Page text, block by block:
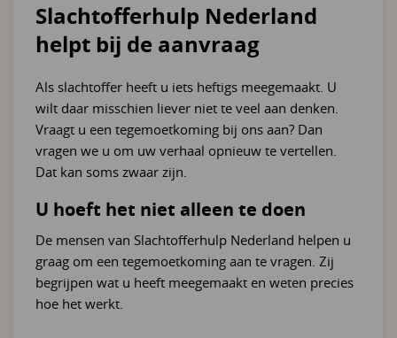
Slachtofferhulp Nederland
helpt bij de aanvraag
Als slachtoffer heeft u iets heftigs meegemaakt. U
wilt daar misschien liever niet te veel aan denken.
Vraagt u een tegemoetkoming bij ons aan? Dan
vragen we u om uw verhaal opnieuw te vertellen.
Dat kan soms zwaar zijn.
U hoeft het niet alleen te doen
De mensen van Slachtofferhulp Nederland helpen u
graag om een tegemoetkoming aan te vragen. Zij
begrijpen wat u heeft meegemaakt en weten precies
hoe het werkt.